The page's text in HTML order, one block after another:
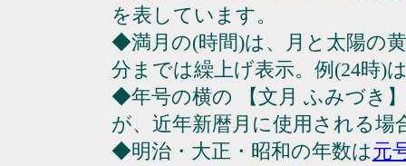
を表しています。
◆満月の(時間)は、月と太陽の
分までは繰上げ表示。例(24時)
◆年号の横の 【文月 ふみづき
が、近年新暦月に使用される場
◆明治・大正・昭和の年数は元